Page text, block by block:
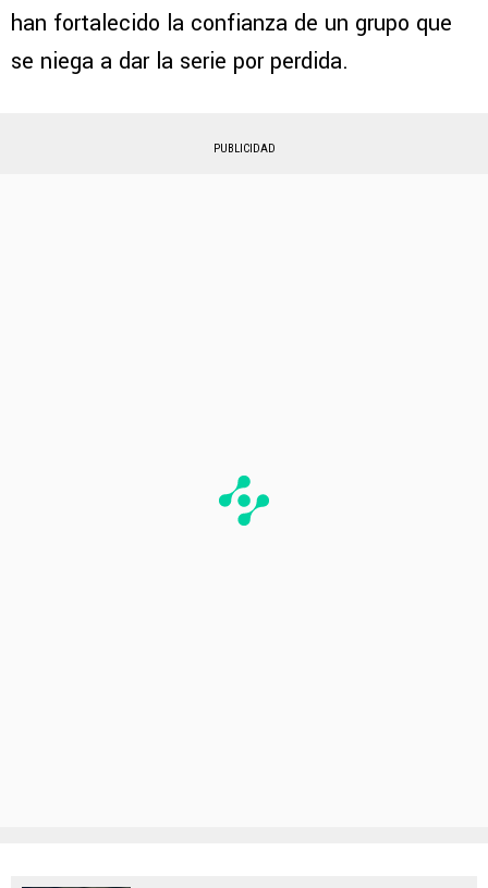
han fortalecido la confianza de un grupo que
se niega a dar la serie por perdida.
PUBLICIDAD